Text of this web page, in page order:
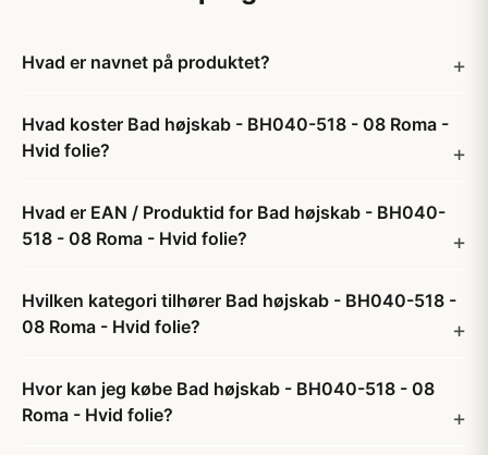
Hvad er navnet på produktet?
Hvad koster Bad højskab - BH040-518 - 08 Roma -
Hvid folie?
Hvad er EAN / Produktid for Bad højskab - BH040-
518 - 08 Roma - Hvid folie?
Hvilken kategori tilhører Bad højskab - BH040-518 -
08 Roma - Hvid folie?
Hvor kan jeg købe Bad højskab - BH040-518 - 08
Roma - Hvid folie?